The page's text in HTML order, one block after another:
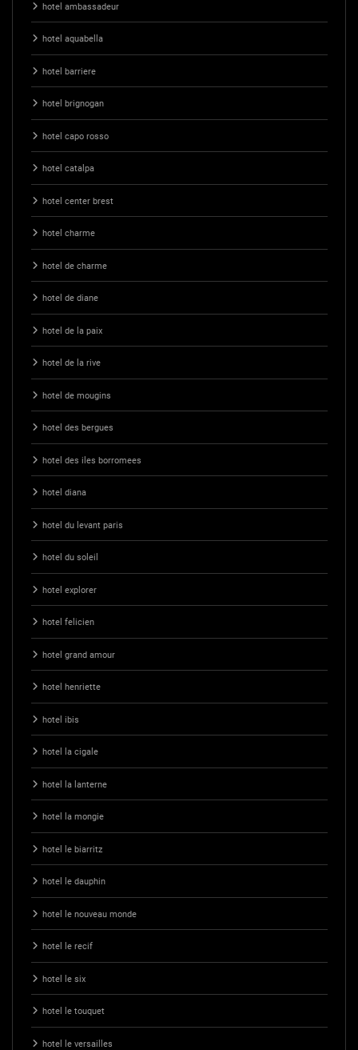
hotel ambassadeur
hotel aquabella
hotel barriere
hotel brignogan
hotel capo rosso
hotel catalpa
hotel center brest
hotel charme
hotel de charme
hotel de diane
hotel de la paix
hotel de la rive
hotel de mougins
hotel des bergues
hotel des iles borromees
hotel diana
hotel du levant paris
hotel du soleil
hotel explorer
hotel felicien
hotel grand amour
hotel henriette
hotel ibis
hotel la cigale
hotel la lanterne
hotel la mongie
hotel le biarritz
hotel le dauphin
hotel le nouveau monde
hotel le recif
hotel le six
hotel le touquet
hotel le versailles